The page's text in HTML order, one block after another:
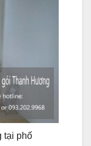
tại phố